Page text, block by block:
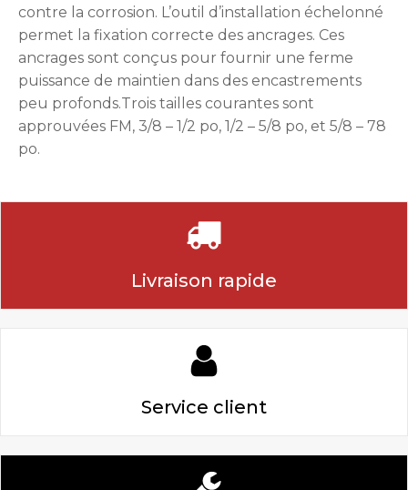
contre la corrosion. L’outil d’installation échelonné
permet la fixation correcte des ancrages. Ces
ancrages sont conçus pour fournir une ferme
puissance de maintien dans des encastrements
peu profonds.Trois tailles courantes sont
approuvées FM, 3/8 – 1/2 po, 1/2 – 5/8 po, et 5/8 – 78
po.
Livraison rapide
Service client